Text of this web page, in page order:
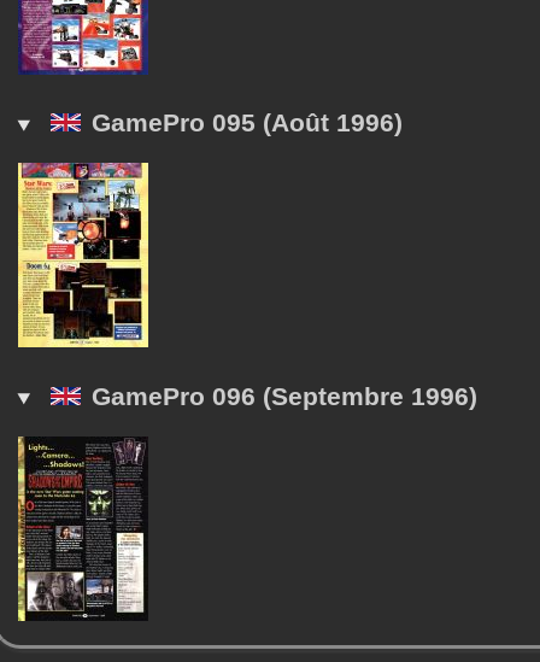
GamePro 095 (Août 1996)
GamePro 096 (Septembre 1996)